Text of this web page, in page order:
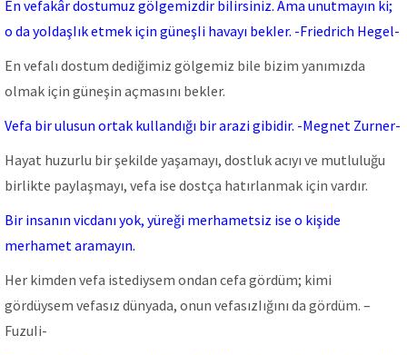
En vefakâr dostumuz göIgemizdir biIirsiniz. Ama unutmayın ki;
o da yoIdaşIık etmek için güneşIi havayı bekIer. -Friedrich Hegel-
En vefalı dostum dediğimiz gölgemiz bile bizim yanımızda
olmak için güneşin açmasını bekler.
Vefa bir ulusun ortak kullandığı bir arazi gibidir. -Megnet Zurner-
Hayat huzurlu bir şekilde yaşamayı, dostluk acıyı ve mutluluğu
birlikte paylaşmayı, vefa ise dostça hatırlanmak için vardır.
Bir insanın vicdanı yok, yüreği merhametsiz ise o kişide
merhamet aramayın.
Her kimden vefa istediysem ondan cefa gördüm; kimi
gördüysem vefasız dünyada, onun vefasızIığını da gördüm. –
FuzuIi-